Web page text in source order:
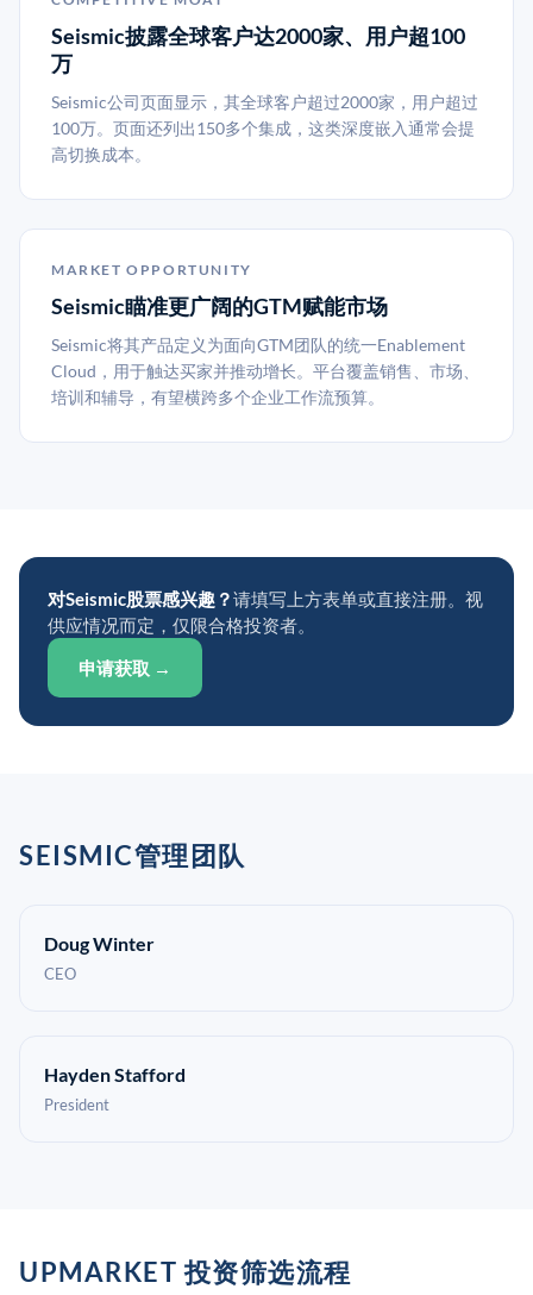
Seismic披露全球客户达2000家、用户超100
万
Seismic公司页面显示，其全球客户超过2000家，用户超过
100万。页面还列出150多个集成，这类深度嵌入通常会提
高切换成本。
MARKET OPPORTUNITY
Seismic瞄准更广阔的GTM赋能市场
Seismic将其产品定义为面向GTM团队的统一Enablement
Cloud，用于触达买家并推动增长。平台覆盖销售、市场、
培训和辅导，有望横跨多个企业工作流预算。
对Seismic股票感兴趣？请填写上方表单或直接注册。视
供应情况而定，仅限合格投资者。
申请获取 →
SEISMIC管理团队
Doug Winter
CEO
Hayden Stafford
President
UPMARKET 投资筛选流程